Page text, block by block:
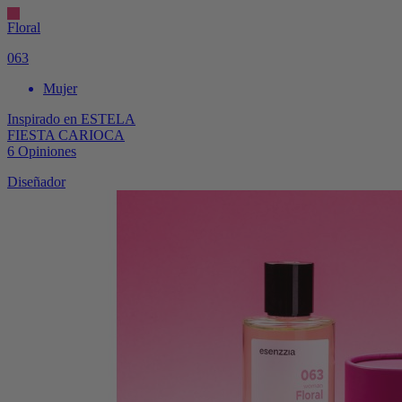
Floral
063
Mujer
Inspirado en ESTELA
FIESTA CARIOCA
6 Opiniones
Diseñador